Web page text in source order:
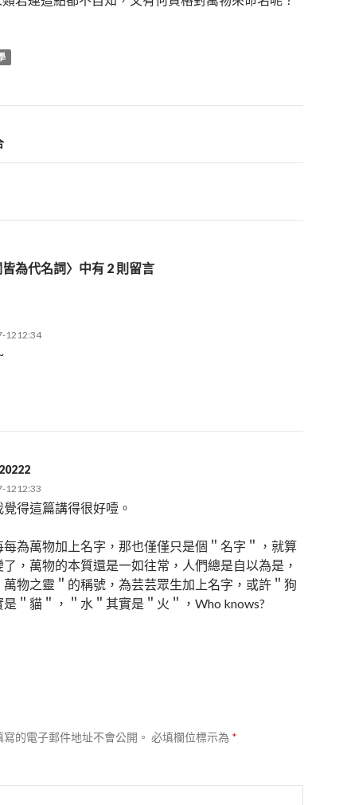
為代名詞〉中有 2 則留言
1212:34
1212:33
得這篇講得很好噎。
每為萬物加上名字，那也僅僅只是個＂名字＂，就算
了，萬物的本質還是一如往常，人們總是自以為是，
萬物之靈＂的稱號，為芸芸眾生加上名字，或許＂狗
是＂貓＂，＂水＂其實是＂火＂，Who knows?
的電子郵件地址不會公開。 必填欄位標示為 *